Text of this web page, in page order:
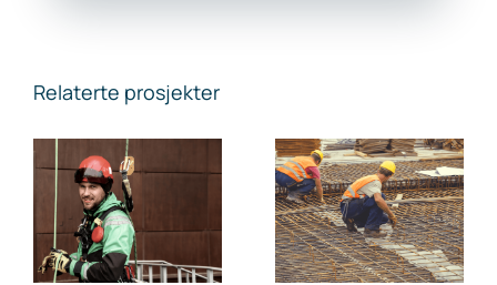
Relaterte prosjekter